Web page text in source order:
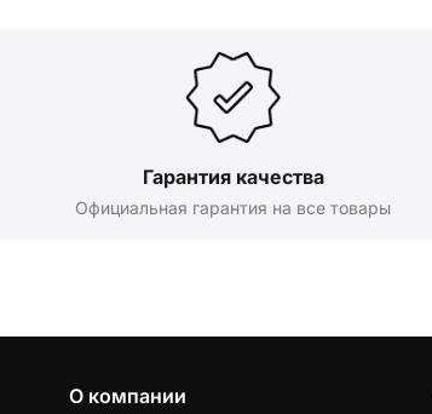
Гарантия качества
Официальная гарантия на все товары
О компании